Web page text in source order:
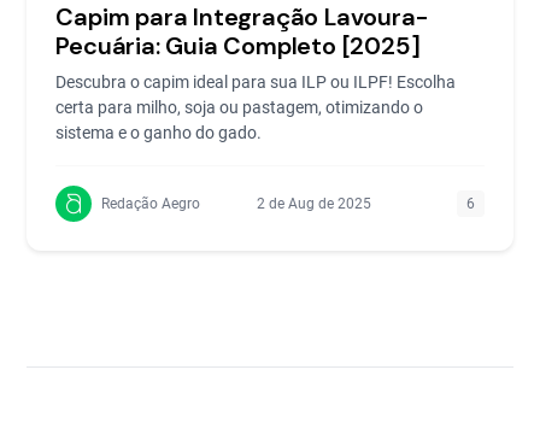
Capim para Integração Lavoura-
Pecuária: Guia Completo [2025]
Descubra o capim ideal para sua ILP ou ILPF! Escolha
certa para milho, soja ou pastagem, otimizando o
sistema e o ganho do gado.
Redação Aegro 2 de Aug de 2025 6